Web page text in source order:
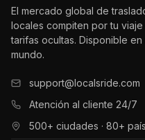
El mercado global de
locales compiten por tu
tarifas ocultas. Disponible
mundo.
support@localsride.com
Atención al cliente 24/7
500+ ciudades · 80+